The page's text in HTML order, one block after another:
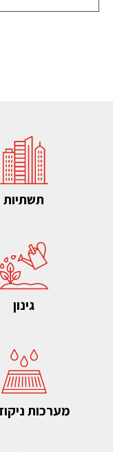
תשתיות
גינון
מערכות